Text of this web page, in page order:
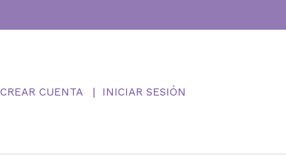
CREAR CUENTA INICIAR SESIÓN